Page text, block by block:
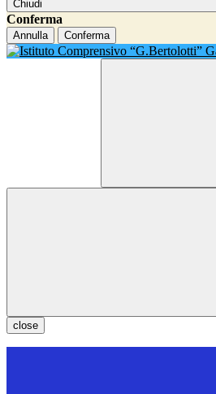
Chiudi
Conferma
Annulla Conferma
close